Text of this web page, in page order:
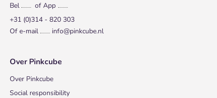
Bel
of App
+31 (0)314 - 820 303
Of e-mail
info@pinkcube.nl
Over Pinkcube
Over Pinkcube
Social responsibility